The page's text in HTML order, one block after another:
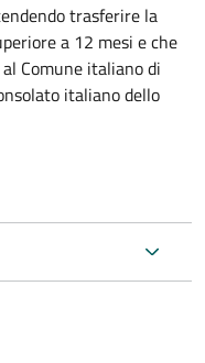
trasferire la
a 12 mesi e che
Comune italiano di
italiano dello